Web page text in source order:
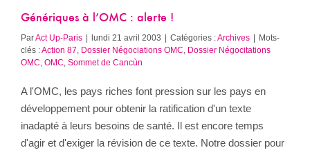
Génériques à l’OMC : alerte !
ParAct Up-Paris lundi 21 avril 2003 Catégories :Archives
Mots-
clés :Action 87, Dossier Négociations OMC, Dossier Négocitations
OMC, OMC, Sommet de Cancùn
A l'OMC, les pays riches font pression sur les pays en
développement pour obtenir la ratification d'un texte
inadapté à leurs besoins de santé. Il est encore temps
d'agir et d'exiger la révision de ce texte. Notre dossier pour